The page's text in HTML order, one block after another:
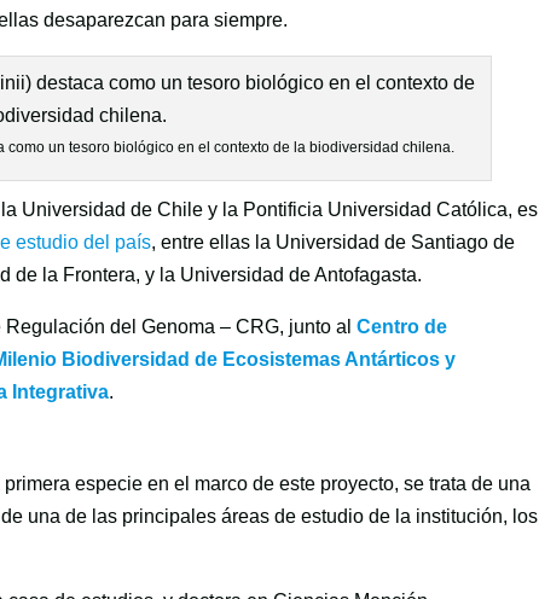
desaparezcan para siempre.
un tesoro biológico en el contexto de la biodiversidad chilena.
Universidad de Chile y la Pontificia Universidad Católica, es
estudio del país, entre ellas la Universidad de Santiago de
de la Frontera, y la Universidad de Antofagasta.
del Genoma – CRG, junto alCentro de
Biodiversidad de Ecosistemas Antárticos y
Integrativa.
especie en el marco de este proyecto, se trata de una
una de las principales áreas de estudio de la institución, los